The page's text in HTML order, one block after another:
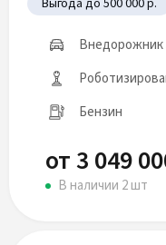
Выгода до 500 000 р.
Внедорожник
Бензин
от 3 049
В наличии 2 шт